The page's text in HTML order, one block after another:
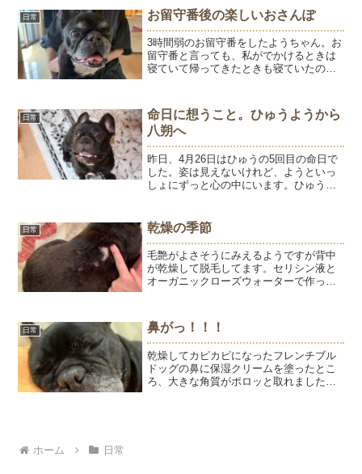
入。予想通り、全く無反応なはっちゃん
でした。はっちゃん「マテって...
日常 お留守番後の楽しいおさんぽ
3時間弱のお留守番をしたようちゃん。お
留守番と言っても、私がでかけるときは
寝ていて帰ってきたときも寝ていたので
理・杉本の鶏定食♪安定の美味しさです。
その後、ように会うのを楽...
日常
命日に想うこと。ひゅうようから
八朔へ
昨日、4月26日はひゅうの5回目の命日で
した。姿は見えないけれど、ようといっ
しょにずっと心の中にいます。ひゅうと
な子でした。赤くなってしまったり、痒
がったり……。どうに...
日常 乾燥の季節
毛艶がよさそうにみえるようですが背中
が乾燥して脱毛してます。セリシン液と
オーガニックローズウォーターで作った
シュして馴染ませます。経験的にこれで
よくなります。敏感肌の子...
日常 鼻がっ！！！
乾燥してカピカピになったフレンチブル
ドッグの鼻に保湿クリームを塗ったとこ
ろ、大きな角質がポロッと取れました。
ホーム 日常